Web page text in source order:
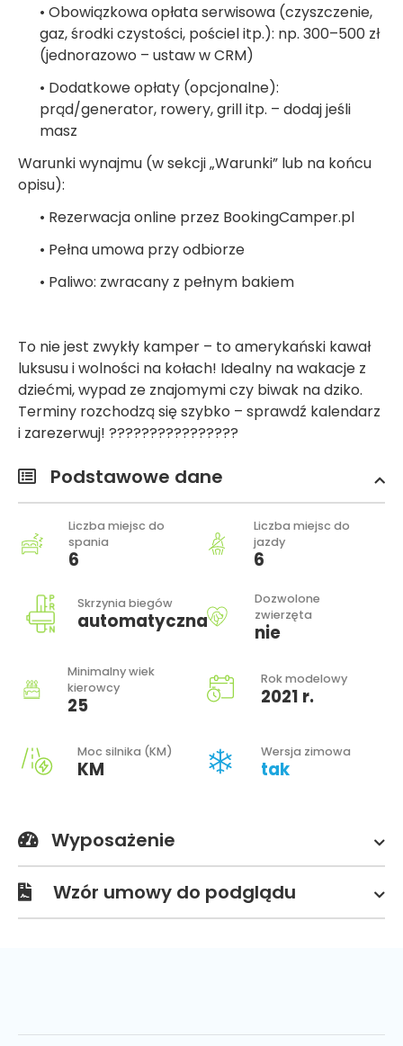
• Obowiązkowa opłata serwisowa (czyszczenie,
gaz, środki czystości, pościel itp.): np. 300–500 zł
(jednorazowo – ustaw w CRM)
• Dodatkowe opłaty (opcjonalne):
prąd/generator, rowery, grill itp. – dodaj jeśli
masz
Warunki wynajmu (w sekcji „Warunki” lub na końcu
opisu):
• Rezerwacja online przez BookingCamper.pl
• Pełna umowa przy odbiorze
• Paliwo: zwracany z pełnym bakiem
To nie jest zwykły kamper – to amerykański kawał
luksusu i wolności na kołach! Idealny na wakacje z
dziećmi, wypad ze znajomymi czy biwak na dziko.
Terminy rozchodzą się szybko – sprawdź kalendarz
i zarezerwuj! ????????????????
Podstawowe dane
Liczba miejsc do
spania
6
Liczba miejsc do
jazdy
6
Skrzynia biegów
automatyczna
Dozwolone
zwierzęta
nie
Minimalny wiek
kierowcy
25
Rok modelowy
2021 r.
Moc silnika (KM)
KM
Wersja zimowa
tak
Wyposażenie
Wzór umowy do podglądu